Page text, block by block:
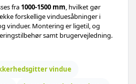
fra 1000-1500 mm, hvilket gør
forskellige vinduesåbninger i
vinduer. Montering er ligetil, og
samt brugervejledning.
vindue
til vinduer med 3
stk, justerbar 930-1740 mm
919,-
709,-
til vinduer - galvaniseret
4 tværstænger (3
979,-
til vinduer - 4